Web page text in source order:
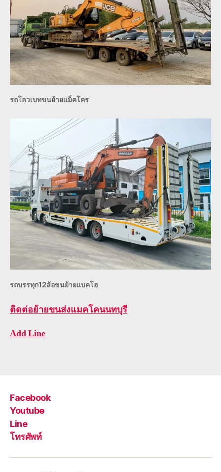
รถโลวเบทขนย้ายแม็คโคร
รถบรรทุก12ล้อขนย้ายแบคโฮ
ติดต่อย้ายขนส่งแมคโคนนทบุรี
Add Line
Facebook
Youtube
Line
โทรศัพท์